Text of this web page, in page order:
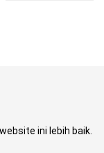
ini lebih baik.